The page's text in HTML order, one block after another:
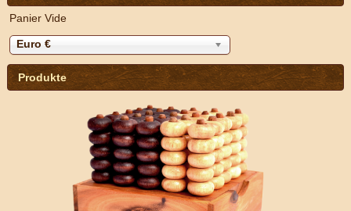
Panier Vide
Euro €
Produkte